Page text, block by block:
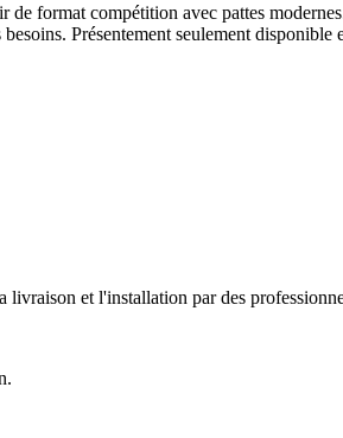
format compétition avec pattes
Présentement seulement
et l'installation par des